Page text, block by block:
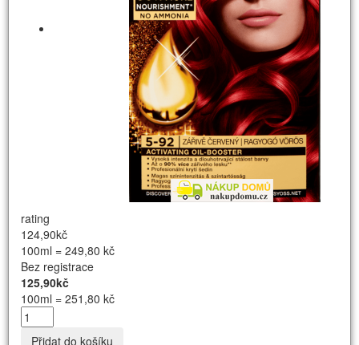
rating
124,90kč
100ml = 249,80 kč
Bez registrace
125,90kč
100ml = 251,80 kč
Přidat do košíku